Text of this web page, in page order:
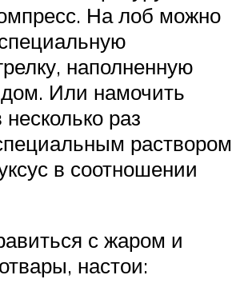
На лоб можно
наполненную
Или намочить
раз
раствором
в соотношении
с жаром и
настои: